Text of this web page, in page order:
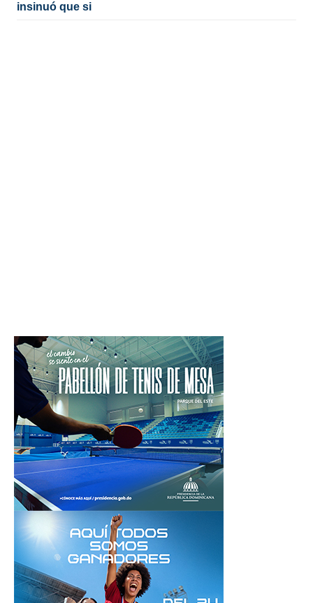
insinuó que si